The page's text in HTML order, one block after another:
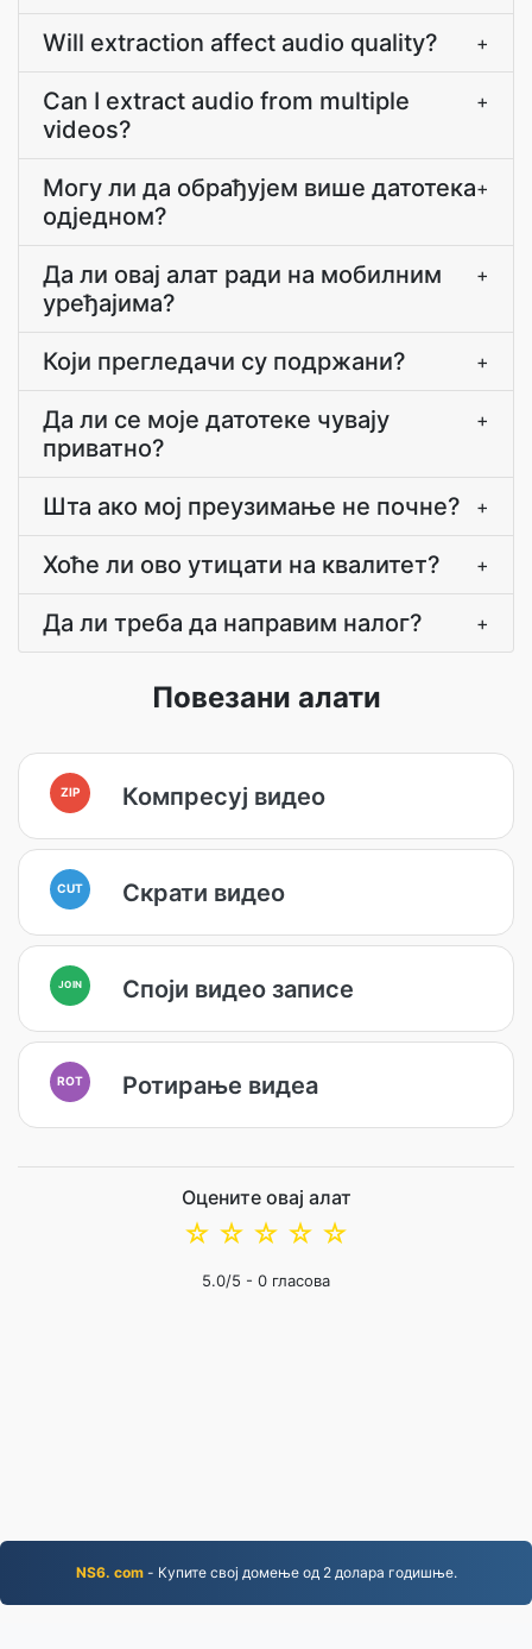
Will extraction affect audio quality? +
Can I extract audio from multiple
videos?
+
Могу ли да обрађујем више датотека
одједном?
+
Да ли овај алат ради на мобилним
уређајима?
+
Који прегледачи су подржани? +
Да ли се моје датотеке чувају
приватно?
+
Шта ако мој преузимање не почне? +
Хоће ли ово утицати на квалитет? +
Да ли треба да направим налог? +
Повезани алати
ZIP Компресуј видео
CUT Скрати видео
JOIN Споји видео записе
ROT Ротирање видеа
Оцените овај алат
☆
☆
☆
☆
☆
5.0/5 - 0 гласова
NS6. com- Купите свој домење од 2 долара годишње.